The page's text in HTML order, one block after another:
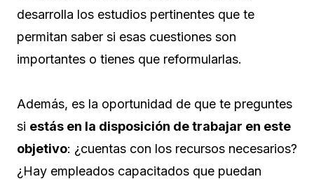
desarrolla los estudios pertinentes que te
permitan saber si esas cuestiones son
importantes o tienes que reformularlas.
Además, es la oportunidad de que te preguntes
si estás en la disposición de trabajar en este
objetivo: ¿cuentas con los recursos necesarios?
¿Hay empleados capacitados que puedan